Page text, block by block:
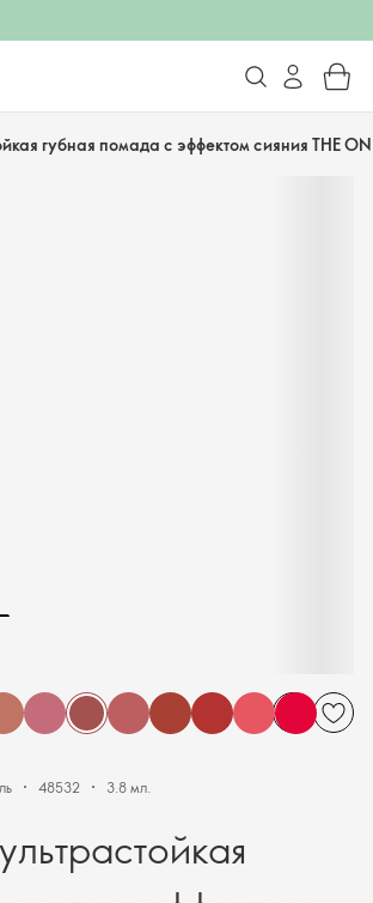
губная помада с эффектом сияния THE
48532 3.8 мл.